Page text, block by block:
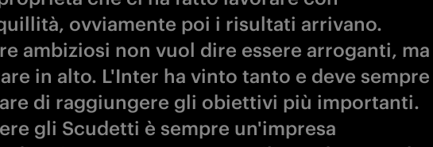
ovviamente poi i risultati arrivano.
ambiziosi non vuol dire essere arroganti, ma
in alto. L'Inter ha vinto tanto e deve sempre
di raggiungere gli obiettivi più importanti.
gli Scudetti è sempre un'impresa